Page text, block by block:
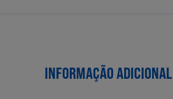
INFORMAÇÃO ADICIONAL